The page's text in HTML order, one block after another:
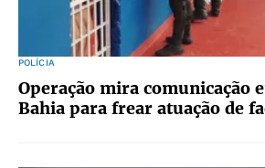
POLÍCIA
Operação mira comunicação
Bahia para frear atuação de